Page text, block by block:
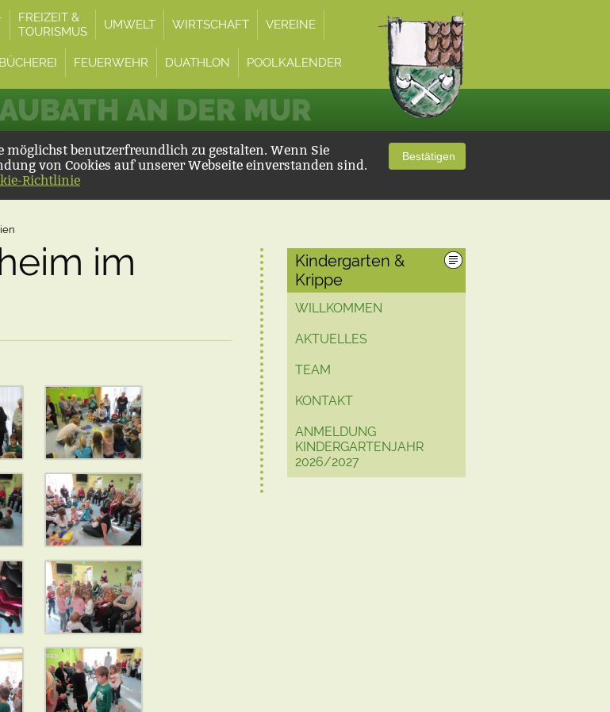
FREIZEIT &
TOURISMUS
UMWELT WIRTSCHAFT VEREINE
BÜCHEREI FEUERWEHR DUATHLON POOLKALENDER
AN DER MUR
möglichst benutzerfreundlich zu gestalten. Wenn Sie
von Cookies auf unserer Webseite einverstanden sind.
Richtlinie
Bestätigen
im
Kindergarten &
Krippe
WILLKOMMEN
AKTUELLES
TEAM
KONTAKT
ANMELDUNG
KINDERGARTENJAHR
2026/2027